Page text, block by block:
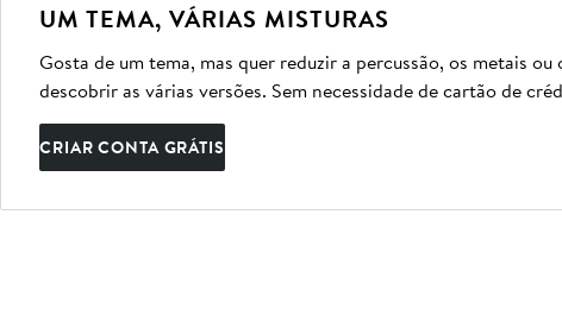
UM TEMA, VÁRIAS MISTURAS
Gosta de um tema, mas quer reduzir a percussão, os metais
descobrir as várias versões. Sem necessidade de cartão de
CRIAR CONTA GRÁTIS